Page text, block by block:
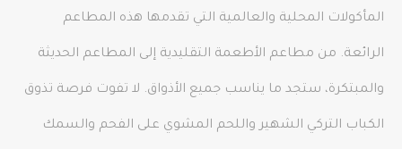
المأكولات المحلية والعالمية التي تقدمها هذه المطاعم
الرائعة. من مطاعم الأطعمة التقليدية إلى المطاعم الحديثة
والمبتكرة، ستجد ما يناسب جميع الأذواق. لا تفوت فرصة تذوق
الكباب التركي الشهير واللحم المشوي على الفحم والسمك